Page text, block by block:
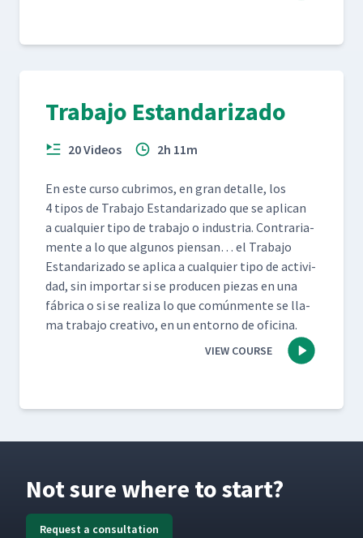
Trabajo Estandarizado
20 Videos 2h 11m
En este cur­so cub­ri­mos, en gran detalle, los
4 tipos de Tra­ba­jo Estandariza­do que se apli­can
a cualquier tipo de tra­ba­jo o indus­tria. Con­trari­a­
mente a lo que algunos pien­san… el Tra­ba­jo
Estandariza­do se apli­ca a cualquier tipo de activi­
dad, sin impor­tar si se pro­ducen piezas en una
fábri­ca o si se real­iza lo que común­mente se lla­
ma tra­ba­jo cre­ati­vo, en un entorno de oficina.
VIEW COURSE
Not sure where to start?
Request a consultation